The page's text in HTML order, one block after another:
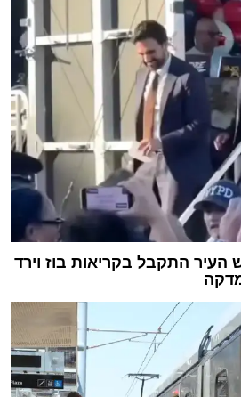
התקבל בקריאות בוז וירד